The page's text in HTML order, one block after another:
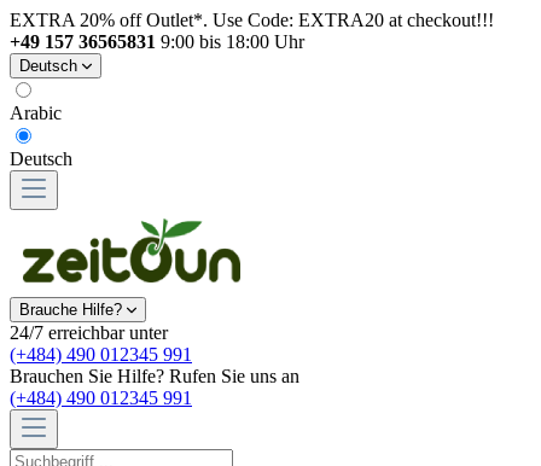
EXTRA 20% off Outlet*. Use Code: EXTRA20 at checkout!!!
+49 157 36565831 9:00 bis 18:00 Uhr
Deutsch
Arabic
Deutsch
Brauche Hilfe?
24/7 erreichbar unter
(+484) 490 012345 991
Brauchen Sie Hilfe? Rufen Sie uns an
(+484) 490 012345 991